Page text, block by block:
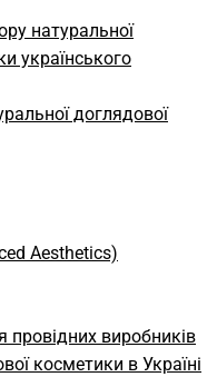
натуральної
українського
доглядової
Aesthetics)
провідних виробників
косметики в Україні